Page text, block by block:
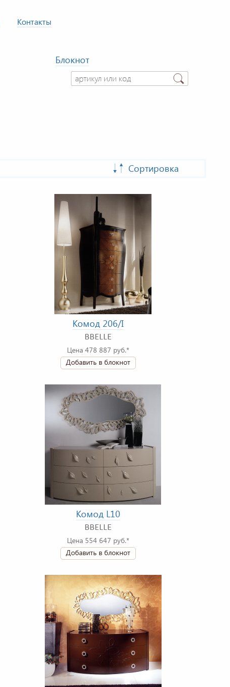
Контакты
Блокнот
Сортировка
Комод 206/I
BBELLE
Цена 478 887 руб.*
Добавить в блокнот
Комод L10
BBELLE
Цена 554 647 руб.*
Добавить в блокнот